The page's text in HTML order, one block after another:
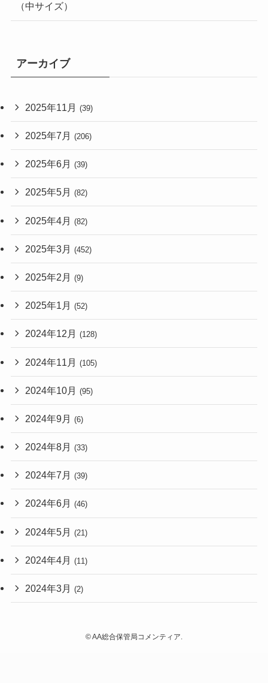
（中サイズ）
アーカイブ
2025年11月 (39)
2025年7月 (206)
2025年6月 (39)
2025年5月 (82)
2025年4月 (82)
2025年3月 (452)
2025年2月 (9)
2025年1月 (52)
2024年12月 (128)
2024年11月 (105)
2024年10月 (95)
2024年9月 (6)
2024年8月 (33)
2024年7月 (39)
2024年6月 (46)
2024年5月 (21)
2024年4月 (11)
2024年3月 (2)
©AA総合保管局コメンティア.